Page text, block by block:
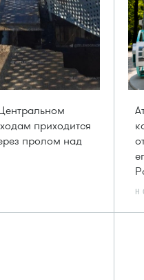
приходится
пролом над